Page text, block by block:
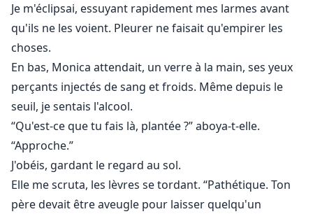
Je m'éclipsai, essuyant rapidement mes larmes avant
qu'ils ne les voient. Pleurer ne faisait qu'empirer les
choses.
En bas, Monica attendait, un verre à la main, ses yeux
perçants injectés de sang et froids. Même depuis le
seuil, je sentais l'alcool.
“Qu'est-ce que tu fais là, plantée ?” aboya-t-elle.
“Approche.”
J'obéis, gardant le regard au sol.
Elle me scruta, les lèvres se tordant. “Pathétique. Ton
père devait être aveugle pour laisser quelqu'un